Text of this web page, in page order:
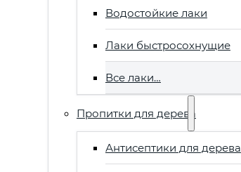
Водостойкие лаки
Лаки быстросохнущие
Все лаки…
Пропитки для дерева
Антисептики для дерева